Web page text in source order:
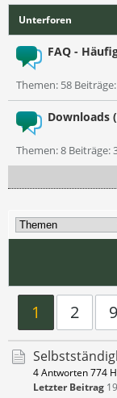
Unterforen
FAQ -
Themen: 58
Downloads
Themen: 8 Beiträge:
1 2 9
4 Antworten774
Letzter Beitrag